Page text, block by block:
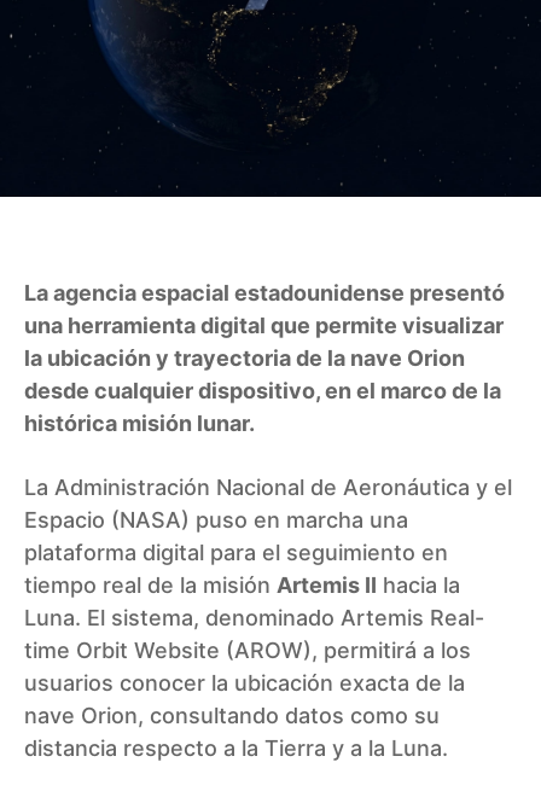
La agencia espacial estadounidense presentó
una herramienta digital que permite visualizar
la ubicación y trayectoria de la nave Orion
desde cualquier dispositivo, en el marco de la
histórica misión lunar.
La Administración Nacional de Aeronáutica y el
Espacio (NASA) puso en marcha una
plataforma digital para el seguimiento en
tiempo real de la misión Artemis II hacia la
Luna. El sistema, denominado Artemis Real-
time Orbit Website (AROW), permitirá a los
usuarios conocer la ubicación exacta de la
nave Orion, consultando datos como su
distancia respecto a la Tierra y a la Luna.